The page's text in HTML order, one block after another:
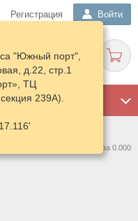
Регистрация Войти
"Южный порт",
д.22, стр.1
ТЦ
239А).
Нашлось предложений: 0 за 0.000